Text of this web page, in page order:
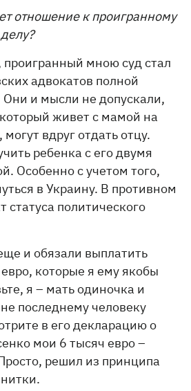
отношение к проигранному
проигранный мною суд стал
адвокатов полной
и мысли не допускали,
живет с мамой на
вдруг отдать отцу.
ребенка с его двумя
Особенно с учетом того,
в Украину. В противном
статуса политического
и обязали выплатить
которые я ему якобы
я – мать одиночка и
последнему человеку
в его декларацию о
мои 6 тысяч евро –
решил из принципа